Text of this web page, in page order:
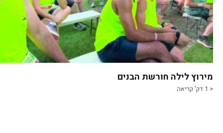
מירוץ לילה חורשת הבנים
< 1 דק' קריאה